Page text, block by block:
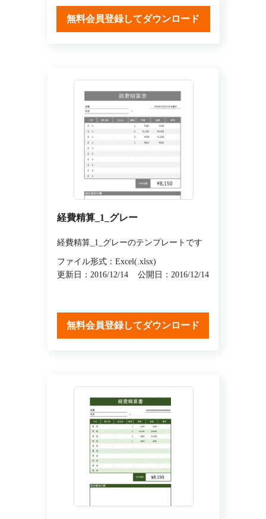
無料会員登録してダウンロード
経費精算_1_グレー
経費精算_1_グレーのテンプレートです
ファイル形式：Excel(.xlsx)
更新日：2016/12/14
公開日：2016/12/14
無料会員登録してダウンロード